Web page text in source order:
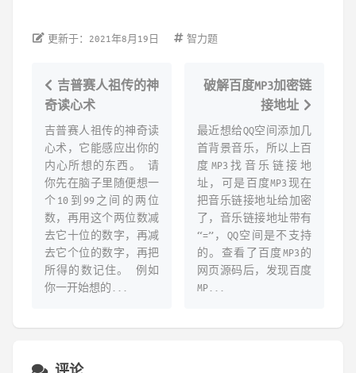
更新于：2021年8月19日 智力题
吉普赛人祖传的神
奇读心术
吉普赛人祖传的神奇读
心术，它能感应出你的
内心所想的东西。 请
你先在脑子里随便想一
个10到99之间的两位
数，再用这个两位数减
去它十位的数字，再减
去它个位的数字，再把
所得的数记住。 例如
你一开始想的...
破解百度MP3加密链
接地址
最近想给QQ空间添加几
首背景音乐，所以上百
度MP3找音乐链接地
址，可是百度MP3现在
把音乐链接地址给加密
了，音乐链接地址带有
“=”，QQ空间是不支持
的。查看了百度MP3的
网页源码后，发现百度
MP...
评论